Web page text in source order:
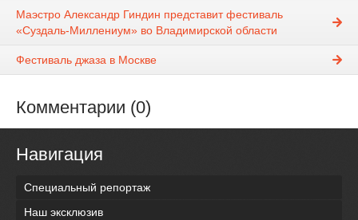
Маэстро Александр Гиндин представит фестиваль
«Суздаль-Миллениум» во Владимирской области
Фестиваль джаза в Москве
Комментарии (0)
Навигация
Специальный репортаж
Наш эксклюзив